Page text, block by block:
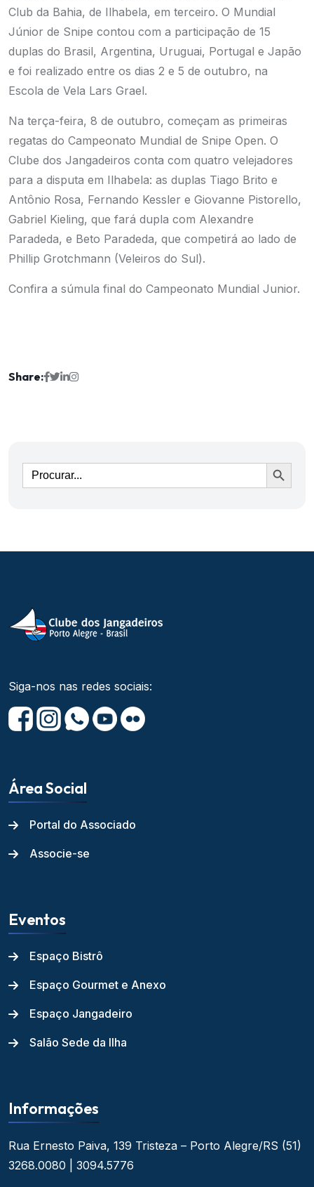
Club da Bahia, de Ilhabela, em terceiro. O Mundial
Júnior de Snipe contou com a participação de 15
duplas do Brasil, Argentina, Uruguai, Portugal e Japão
e foi realizado entre os dias 2 e 5 de outubro, na
Escola de Vela Lars Grael.
Na terça-feira, 8 de outubro, começam as primeiras
regatas do Campeonato Mundial de Snipe Open. O
Clube dos Jangadeiros conta com quatro velejadores
para a disputa em Ilhabela: as duplas Tiago Brito e
Antônio Rosa, Fernando Kessler e Giovanne Pistorello,
Gabriel Kieling, que fará dupla com Alexandre
Paradeda, e Beto Paradeda, que competirá ao lado de
Phillip Grotchmann (Veleiros do Sul).
Confira a súmula final do Campeonato Mundial Junior.
Share:
Ir
Siga-nos nas redes sociais:
Área Social
Portal do Associado
Associe-se
Eventos
Espaço Bistrô
Espaço Gourmet e Anexo
Espaço Jangadeiro
Salão Sede da Ilha
Informações
Rua Ernesto Paiva, 139 Tristeza – Porto Alegre/RS (51)
3268.0080 | 3094.5776